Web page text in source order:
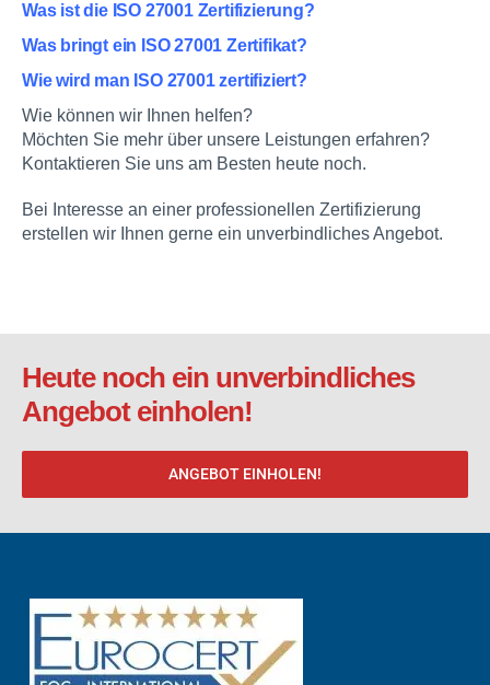
Was ist die ISO 27001 Zertifizierung?
Was bringt ein ISO 27001 Zertifikat?
Wie wird man ISO 27001 zertifiziert?
Wie können wir Ihnen helfen?
Möchten Sie mehr über unsere Leistungen erfahren?
Kontaktieren Sie uns am Besten heute noch.
Bei Interesse an einer professionellen Zertifizierung
erstellen wir Ihnen gerne ein unverbindliches Angebot.
Heute noch ein unverbindliches
Angebot einholen!
ANGEBOT EINHOLEN!